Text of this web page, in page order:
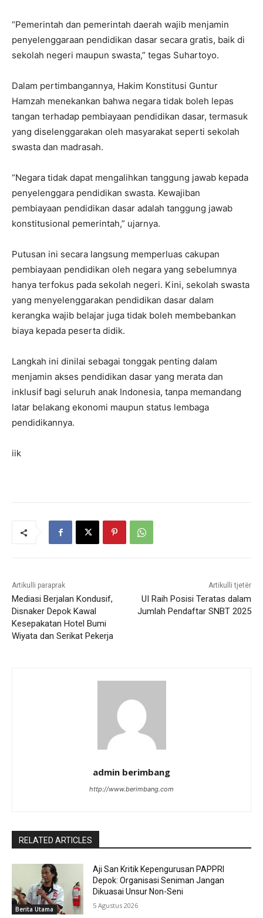
“Pemerintah dan pemerintah daerah wajib menjamin
penyelenggaraan pendidikan dasar secara gratis, baik di
sekolah negeri maupun swasta,” tegas Suhartoyo.
Dalam pertimbangannya, Hakim Konstitusi Guntur
Hamzah menekankan bahwa negara tidak boleh lepas
tangan terhadap pembiayaan pendidikan dasar, termasuk
yang diselenggarakan oleh masyarakat seperti sekolah
swasta dan madrasah.
“Negara tidak dapat mengalihkan tanggung jawab kepada
penyelenggara pendidikan swasta. Kewajiban
pembiayaan pendidikan dasar adalah tanggung jawab
konstitusional pemerintah,” ujarnya.
Putusan ini secara langsung memperluas cakupan
pembiayaan pendidikan oleh negara yang sebelumnya
hanya terfokus pada sekolah negeri. Kini, sekolah swasta
yang menyelenggarakan pendidikan dasar dalam
kerangka wajib belajar juga tidak boleh membebankan
biaya kepada peserta didik.
Langkah ini dinilai sebagai tonggak penting dalam
menjamin akses pendidikan dasar yang merata dan
inklusif bagi seluruh anak Indonesia, tanpa memandang
latar belakang ekonomi maupun status lembaga
pendidikannya.
iik
Artikulli paraprak
Mediasi Berjalan Kondusif,
Disnaker Depok Kawal
Kesepakatan Hotel Bumi
Wiyata dan Serikat Pekerja
Artikulli tjetër
UI Raih Posisi Teratas dalam
Jumlah Pendaftar SNBT 2025
admin berimbang
http://www.berimbang.com
RELATED ARTICLES
Berita Utama
Aji San Kritik Kepengurusan PAPPRI
Depok: Organisasi Seniman Jangan
Dikuasai Unsur Non-Seni
5 Agustus 2026